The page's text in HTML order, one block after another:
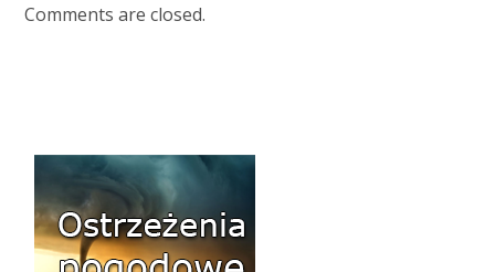
Comments are closed.